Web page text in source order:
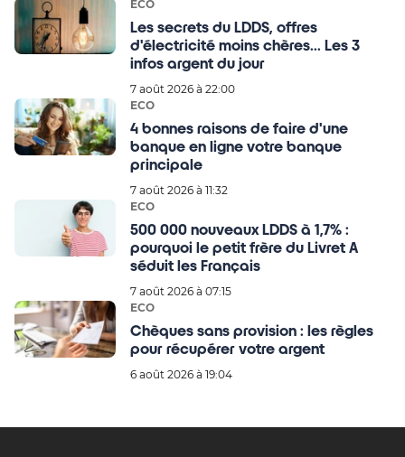
ECO
Les secrets du LDDS, offres
d'électricité moins chères... Les 3
infos argent du jour
7 août 2026 à 22:00
ECO
4 bonnes raisons de faire d'une
banque en ligne votre banque
principale
7 août 2026 à 11:32
ECO
500 000 nouveaux LDDS à 1,7% :
pourquoi le petit frère du Livret A
séduit les Français
7 août 2026 à 07:15
ECO
Chèques sans provision : les règles
pour récupérer votre argent
6 août 2026 à 19:04